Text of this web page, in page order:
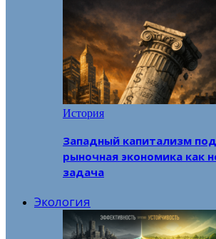
История
Западный капитализм
рыночная экономика как
задача
Экология